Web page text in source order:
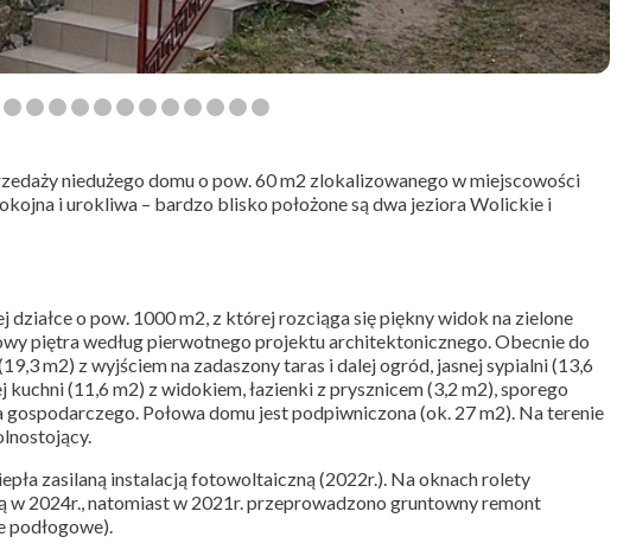
niedużego domu o pow. 60 m2 zlokalizowanego w miejscowości
i urokliwa – bardzo blisko położone są dwa jeziora Wolickie i
o pow. 1000 m2, z której rozciąga się piękny widok na zielone
piętra według pierwotnego projektu architektonicznego. Obecnie do
m2) z wyjściem na zadaszony taras i dalej ogród, jasnej sypialni (13,6
(11,6 m2) z widokiem, łazienki z prysznicem (3,2 m2), sporego
Połowa domu jest podpiwniczona (ok. 27 m2). Na terenie
zasilaną instalacją fotowoltaiczną (2022r.). Na oknach rolety
w 2024r., natomiast w 2021r. przeprowadzono gruntowny remont
podłogowe).